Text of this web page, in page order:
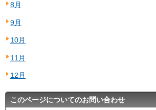
8月
9月
10月
11月
12月
このページについてのお問い合わせ